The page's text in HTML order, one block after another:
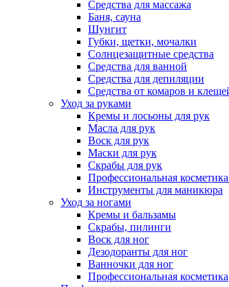
Средства для массажа
Баня, сауна
Шунгит
Губки, щетки, мочалки
Солнцезащитные средства
Средства для ванной
Средства для депиляции
Средства от комаров и
Уход за руками
Кремы и лосьоны для рук
Масла для рук
Воск для рук
Маски для рук
Скрабы для рук
Профессиональная
Инструменты для маникюра
Уход за ногами
Кремы и бальзамы
Скрабы, пилинги
Воск для ног
Дезодоранты для ног
Ванночки для ног
Профессиональная косметика